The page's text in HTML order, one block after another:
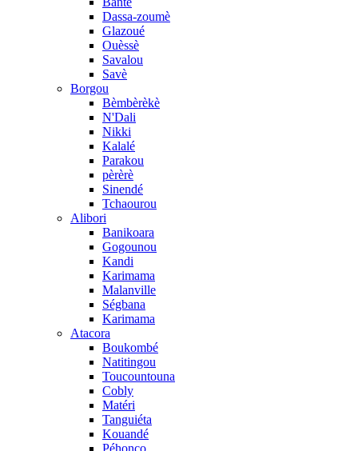
Dassa-zoumè
Glazoué
Ouèssè
Savalou
Savè
Borgou
Bèmbèrèkè
N'Dali
Nikki
Kalalé
Parakou
pèrèrè
Sinendé
Tchaourou
Alibori
Banikoara
Gogounou
Kandi
Karimama
Malanville
Ségbana
Karimama
Atacora
Boukombé
Natitingou
Toucountouna
Cobly
Matéri
Tanguiéta
Kouandé
Péhonco